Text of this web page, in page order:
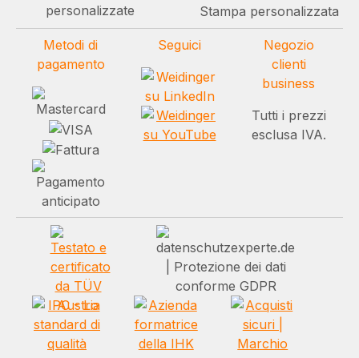
personalizzate
Stampa personalizzata
Metodi di
pagamento
Seguici
Negozio
clienti
business
Tutti i prezzi
esclusa IVA.